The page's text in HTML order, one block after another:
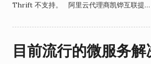
Thrift 不支持。 阿里云代理商凯铧互联提…
目前流行的微服务解